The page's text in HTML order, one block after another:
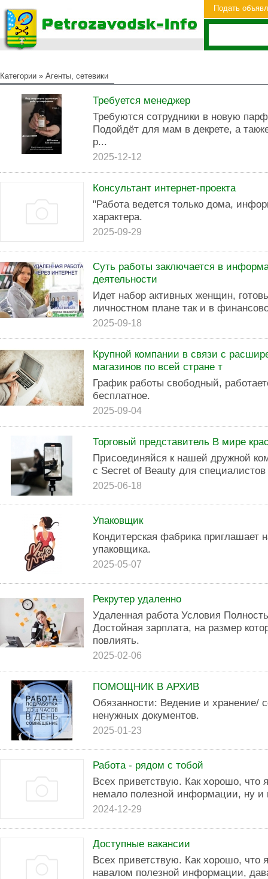
Подать
Категории » Агенты, сетевики
Требуется менеджер
Требуются сотрудники в новую
Подойдёт для мам в декрете, а
р...
2025-12-12
Консультант интернет-проекта
"Работа ведется только дома,
характера.
2025-09-29
Суть работы заключается в
деятельности
Идет набор активных женщин,
личностном плане так и в
2025-09-18
Крупной компании в связи с
магазинов по всей стране т
График работы свободный,
бесплатное.
2025-09-04
Торговый представитель В мире
Присоединяйся к нашей дружной
с Secret of Beauty для
2025-06-18
Упаковщик
Кондитерская фабрика приглашает
упаковщика.
2025-05-07
Рекрутер удаленно
Удаленная работа Условия
Достойная зарплата, на размер
повлиять.
2025-02-06
ПОМОЩНИК В АРХИВ
Обязанности: Ведение и хранение/
ненужных документов.
2025-01-23
Работа - рядом с тобой
Всех приветствую. Как хорошо, что
немало полезной информации, ну
2024-12-29
Доступные вакансии
Всех приветствую. Как хорошо, что
навалом полезной информации,